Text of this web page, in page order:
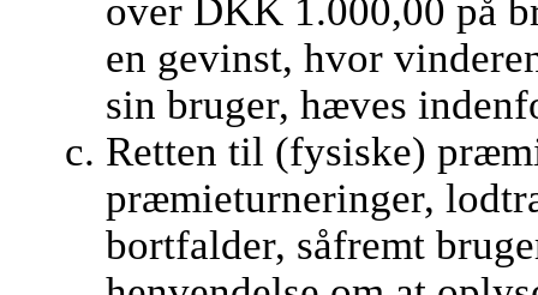
over DKK 1.000,00 på
en gevinst, hvor
sin bruger, hæves
Retten til (fysiske)
præmieturneringer,
bortfalder, såfremt